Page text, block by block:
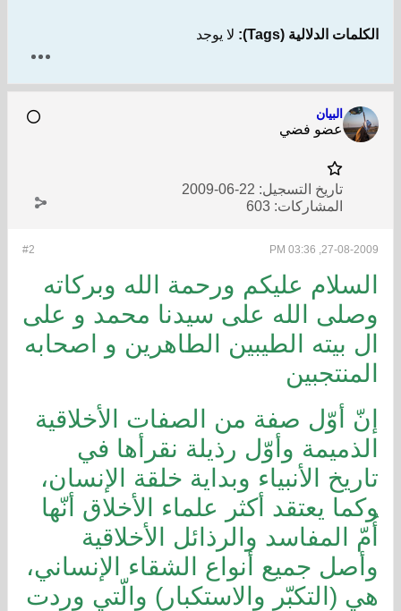
الكلمات الدلالية (Tags): لا يوجد
البيان
عضو فضي
تاريخ التسجيل: 22-06-2009
المشاركات: 603
#2 27-08-2009, 03:36 PM
السلام عليكم ورحمة الله وبركاته
وصلى الله على سيدنا محمد و على
ال بيته الطيبين الطاهرين و اصحابه
المنتجبين
إنّ أوّل صفة من الصفات الأخلاقية
الذميمة وأوّل رذيلة نقرأها في
تاريخ الأنبياء وبداية خلقة الإنسان،
وكما يعتقد أكثر علماء الأخلاق أنّها
أُمّ المفاسد والرذائل الأخلاقية
وأصل جميع أنواع الشقاء الإنساني،
هي (التكبّر والاستكبار) والّتي وردت